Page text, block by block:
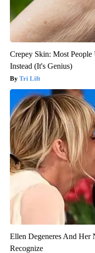
Crepey Skin: Most
Instead (It's Genius)
Tri Lift
Ellen Degeneres And Her
Recognize